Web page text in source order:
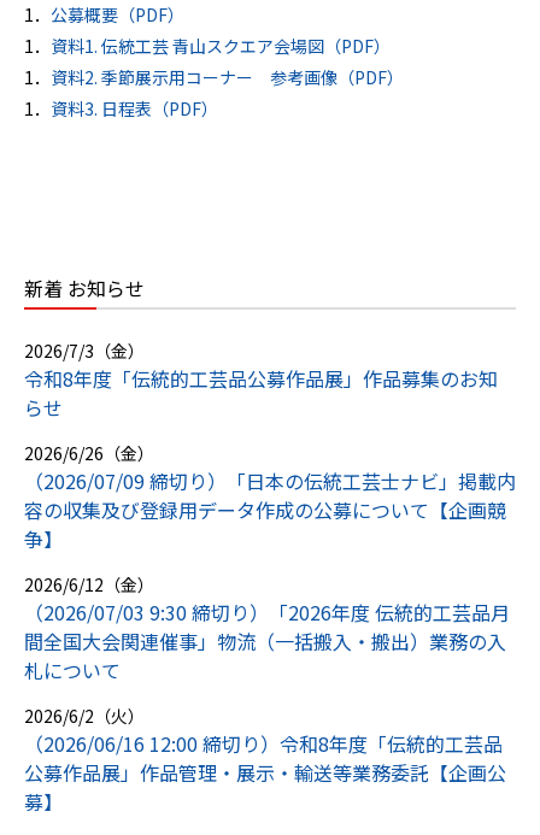
1． 公募概要（PDF）
1． 資料1. 伝統工芸 青山スクエア会場図（PDF）
1． 資料2. 季節展示用コーナー 参考画像（PDF）
1． 資料3. 日程表（PDF）
新着 お知らせ
2026/7/3（金）
令和8年度「伝統的工芸品公募作品展」作品募集のお知
らせ
2026/6/26（金）
（2026/07/09 締切り）「日本の伝統工芸士ナビ」掲載内
容の収集及び登録用データ作成の公募について【企画競
争】
2026/6/12（金）
（2026/07/03 9:30 締切り）「2026年度 伝統的工芸品月
間全国大会関連催事」物流（一括搬入・搬出）業務の入
札について
2026/6/2（火）
（2026/06/16 12:00 締切り）令和8年度「伝統的工芸品
公募作品展」作品管理・展示・輸送等業務委託【企画公
募】